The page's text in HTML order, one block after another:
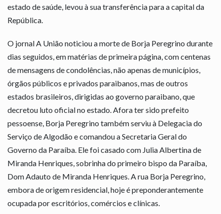
estado de saúde, levou à sua transferência para a capital da
República.
O jornal A União noticiou a morte de Borja Peregrino durante
dias seguidos, em matérias de primeira página, com centenas
de mensagens de condolências, não apenas de municípios,
órgãos públicos e privados paraibanos, mas de outros
estados brasileiros, dirigidas ao governo paraibano, que
decretou luto oficial no estado. Afora ter sido prefeito
pessoense, Borja Peregrino também serviu à Delegacia do
Serviço de Algodão e comandou a Secretaria Geral do
Governo da Paraíba. Ele foi casado com Julia Albertina de
Miranda Henriques, sobrinha do primeiro bispo da Paraíba,
Dom Adauto de Miranda Henriques. A rua Borja Peregrino,
embora de origem residencial, hoje é preponderantemente
ocupada por escritórios, comércios e clínicas.